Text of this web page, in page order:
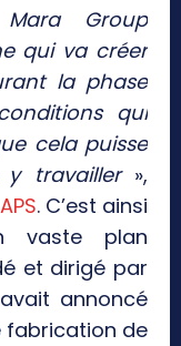
Group
qui va créer
la phase
qui
cela puisse
travailler»,
APS. C’est ainsi
vaste plan
et dirigé par
annoncé
fabrication de